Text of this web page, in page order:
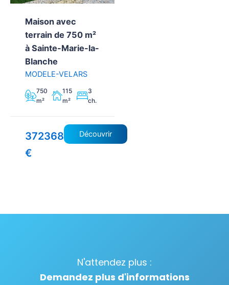
Maison avec
terrain de 750 m²
à Sainte-Marie-la-
Blanche
MODELE-VELARS
750
m²
115
m²
3
ch.
372368
€
Découvrir
N'attendez plus :
Demandez plus d'informations